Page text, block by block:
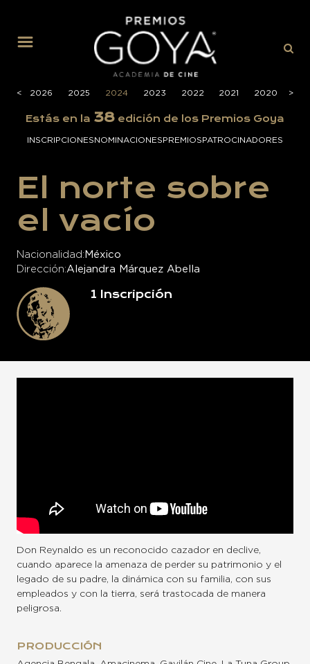
<
< 2026 2025 2024 2023 2022 2021 2020 >
>
Estás en la 38 edición de los Premios Goya
INSCRIPCIONESNOMINACIONESPREMIOSPATROCINADORES
El norte sobre
el vacío
Nacionalidad México
Dirección Alejandra Márquez Abella
1 Inscripción
Don Reynaldo es un reconocido cazador en declive,
cuando aparece la amenaza de perder su patrimonio y el
legado de su padre, la dinámica con su familia, con sus
empleados y con la tierra, será trastocada de manera
peligrosa.
PRODUCCIÓN